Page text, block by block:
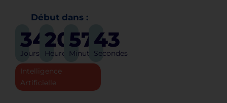
Début dans :
34
Jours
20
Heures
57
Minutes
43
Secondes
Intelligence
Artificielle